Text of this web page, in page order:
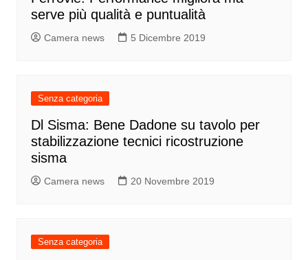
serve più qualità e puntualità
Camera news 5 Dicembre 2019
Senza categoria
Dl Sisma: Bene Dadone su tavolo per
stabilizzazione tecnici ricostruzione
sisma
Camera news 20 Novembre 2019
Senza categoria